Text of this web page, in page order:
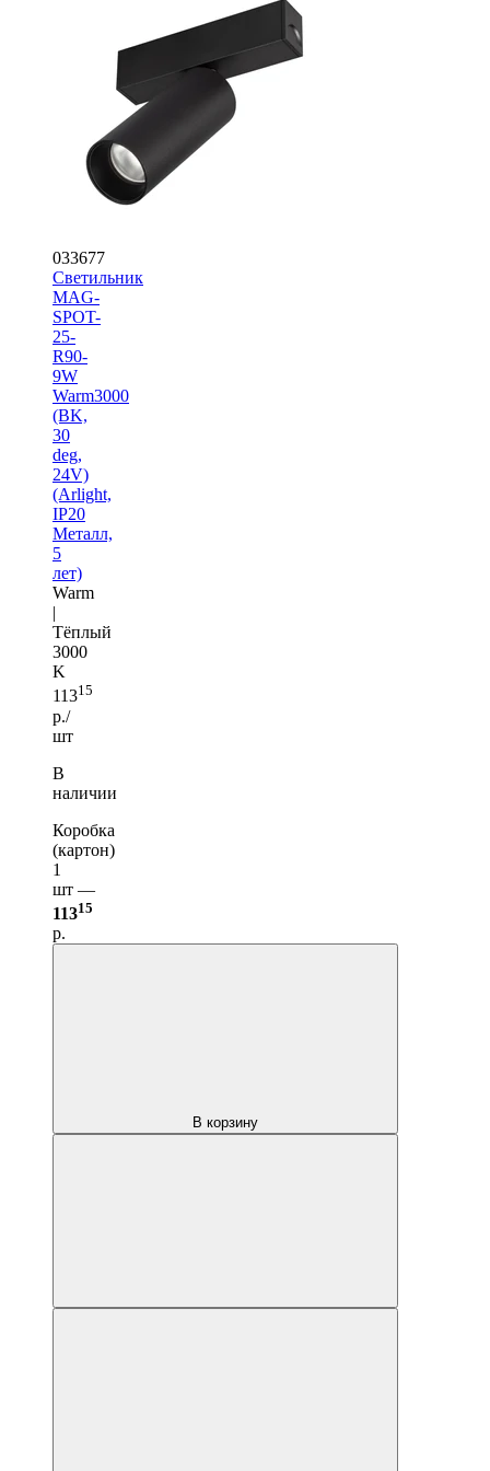
033677
Светильник
MAG-
SPOT-
25-
R90-
9W
Warm3000
(BK,
30
deg,
24V)
(Arlight,
IP20
Металл,
5
лет)
Warm
|
Тёплый
3000
K
11315
р./
шт
В
наличии
Коробка
(картон)
1
шт —
11315
р.
В корзину